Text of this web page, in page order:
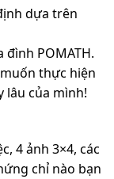
dựa trên
POMATH.
thực hiện
lâu của mình!
4 ảnh 3×4, các
chỉ nào bạn